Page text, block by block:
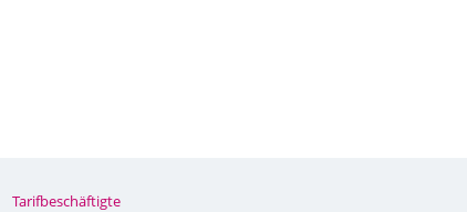
Tarifbeschäftigte